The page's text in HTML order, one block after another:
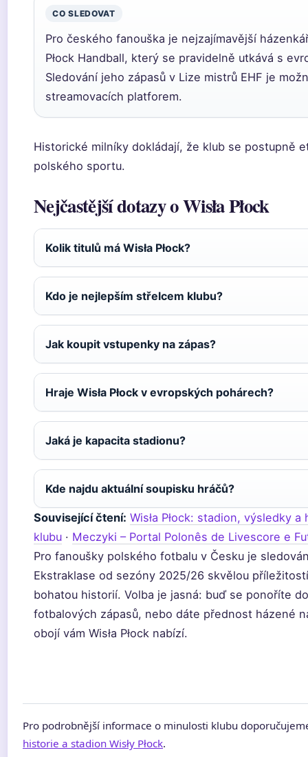
CO SLEDOVAT
Pro českého fanouška je nejzajímavější
Płock Handball, který se pravidelně utkává s
Sledování jeho zápasů v Lize mistrů EHF je
streamovacích platforem.
Historické milníky dokládají, že klub se postupně
polského sportu.
Nejčastější dotazy o Wisła Płock
Kolik titulů má Wisła Płock?
Kdo je nejlepším střelcem klubu?
Jak koupit vstupenky na zápas?
Hraje Wisła Płock v evropských pohárech?
Jaká je kapacita stadionu?
Kde najdu aktuální soupisku hráčů?
Související čtení: Wisła Płock: stadion, výsledky
klubu · Meczyki – Portal Polonês de Livescore e
Pro fanoušky polského fotbalu v Česku je
Ekstraklase od sezóny 2025/26 skvělou
bohatou historií. Volba je jasná: buď se ponoříte
fotbalových zápasů, nebo dáte přednost házené
obojí vám Wisła Płock nabízí.
Pro podrobnější informace o minulosti klubu
historie a stadion Wisły Płock.